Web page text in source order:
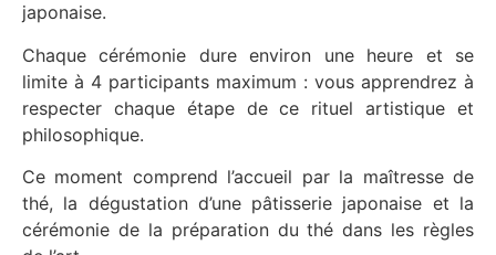
japonaise.
Chaque cérémonie dure environ une heure et se
limite à 4 participants maximum : vous apprendrez à
respecter chaque étape de ce rituel artistique et
philosophique.
Ce moment comprend l’accueil par la maîtresse de
thé, la dégustation d’une pâtisserie japonaise et la
cérémonie de la préparation du thé dans les règles